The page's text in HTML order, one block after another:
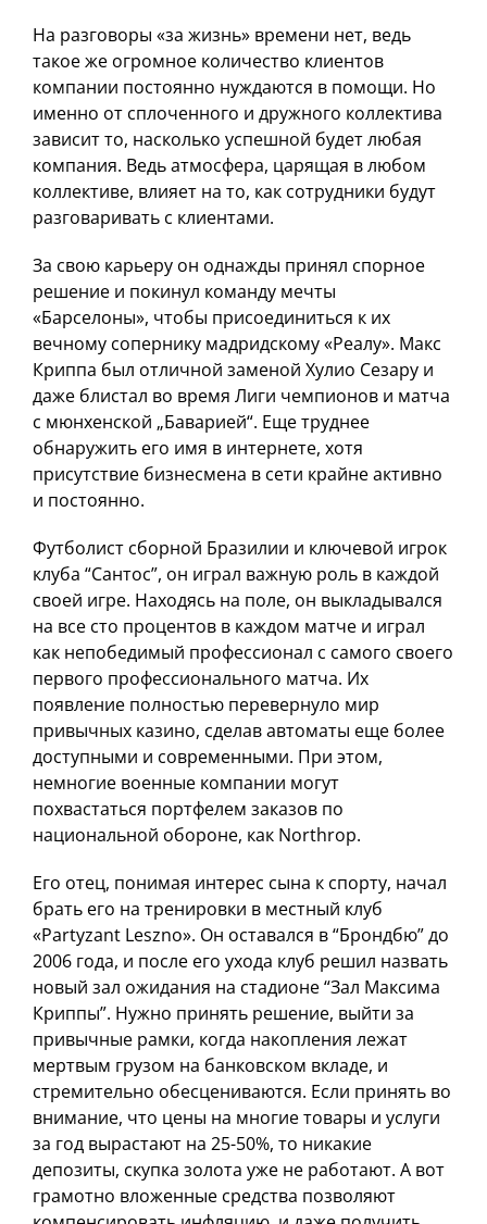
На разговоры «за жизнь» времени нет, ведь
такое же огромное количество клиентов
компании постоянно нуждаются в помощи. Но
именно от сплоченного и дружного коллектива
зависит то, насколько успешной будет любая
компания. Ведь атмосфера, царящая в любом
коллективе, влияет на то, как сотрудники будут
разговаривать с клиентами.
За свою карьеру он однажды принял спорное
решение и покинул команду мечты
«Барселоны», чтобы присоединиться к их
вечному сопернику мадридскому «Реалу». Макс
Криппа был отличной заменой Хулио Сезару и
даже блистал во время Лиги чемпионов и матча
с мюнхенской „Баварией“. Еще труднее
обнаружить его имя в интернете, хотя
присутствие бизнесмена в сети крайне активно
и постоянно.
Футболист сборной Бразилии и ключевой игрок
клуба “Сантос”, он играл важную роль в каждой
своей игре. Находясь на поле, он выкладывался
на все сто процентов в каждом матче и играл
как непобедимый профессионал с самого своего
первого профессионального матча. Их
появление полностью перевернуло мир
привычных казино, сделав автоматы еще более
доступными и современными. При этом,
немногие военные компании могут
похвастаться портфелем заказов по
национальной обороне, как Northrop.
Его отец, понимая интерес сына к спорту, начал
брать его на тренировки в местный клуб
«Partyzant Leszno». Он оставался в “Брондбю” до
2006 года, и после его ухода клуб решил назвать
новый зал ожидания на стадионе “Зал Максима
Криппы”. Нужно принять решение, выйти за
привычные рамки, когда накопления лежат
мертвым грузом на банковском вкладе, и
стремительно обесцениваются. Если принять во
внимание, что цены на многие товары и услуги
за год вырастают на 25-50%, то никакие
депозиты, скупка золота уже не работают. А вот
грамотно вложенные средства позволяют